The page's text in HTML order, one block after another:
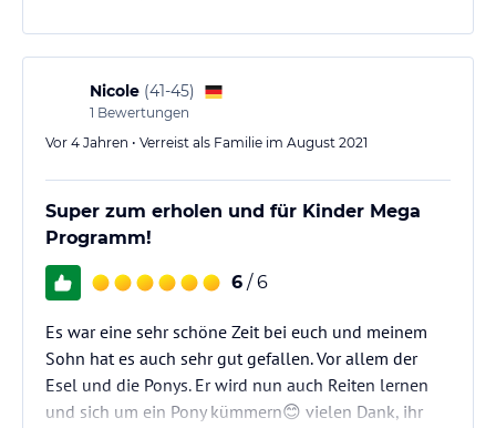
Nicole (41-45)
1 Bewertungen
Vor 4 Jahren • Verreist als Familie im August 2021
Super zum erholen und für Kinder Mega
Programm!
6 / 6
Es war eine sehr schöne Zeit bei euch und meinem
Sohn hat es auch sehr gut gefallen. Vor allem der
Esel und die Ponys. Er wird nun auch Reiten lernen
und sich um ein Pony kümmern😊 vielen Dank, ihr